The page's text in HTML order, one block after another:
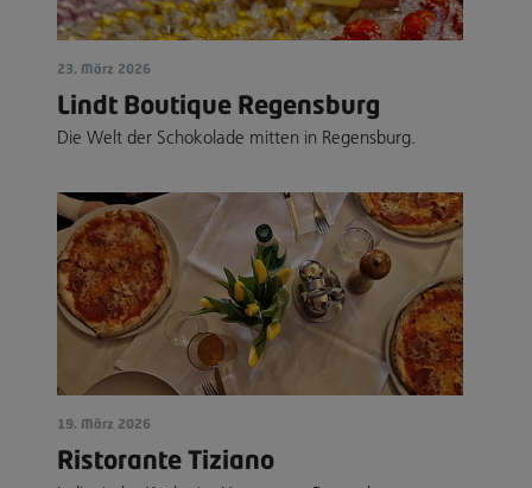
23. März 2026
Lindt Boutique Regensburg
Die Welt der Schokolade mitten in Regensburg.
19. März 2026
Ristorante Tiziano